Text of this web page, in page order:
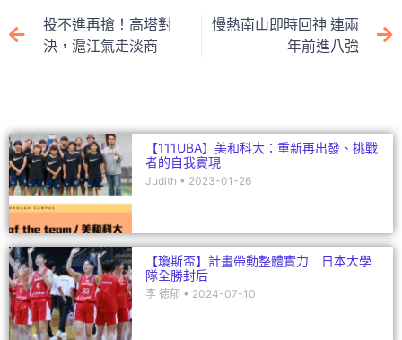
e
b
k
er l
e
投不進再搶！高塔對
決，滬江氣走淡商
慢熱南山即時回神 連兩
年前進八強
【111UBA】美和科大：重新再出發、挑戰
者的自我實現
Judith 2023-01-26
【瓊斯盃】計畫帶動整體實力 日本大學
隊全勝封后
李 德郁 2024-07-10